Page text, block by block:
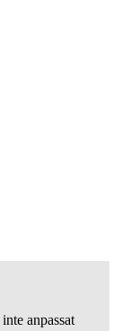
anpassat